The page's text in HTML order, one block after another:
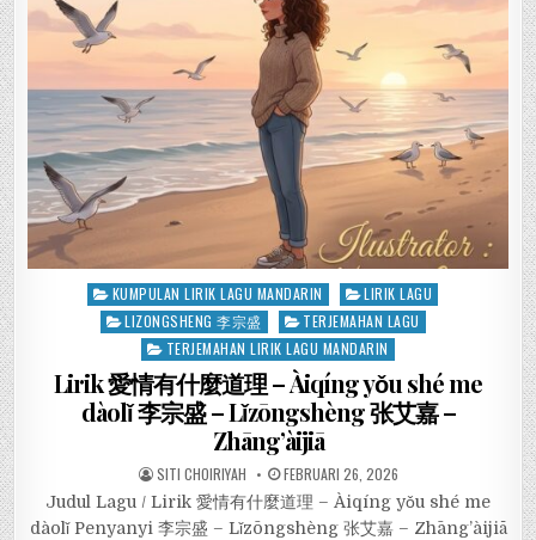
Posted
KUMPULAN LIRIK LAGU MANDARIN
LIRIK LAGU
LIZONGSHENG 李宗盛
TERJEMAHAN LAGU
TERJEMAHAN LIRIK LAGU MANDARIN
Lirik 愛情有什麼道理 – Àiqíng yǒu shé me
dàolǐ 李宗盛 – Lǐzōngshèng 张艾嘉 –
Zhāng’àijiā
SITI CHOIRIYAH FEBRUARI 26, 2026
Judul Lagu / Lirik 愛情有什麼道理 – Àiqíng yǒu shé me
dàolǐ Penyanyi 李宗盛 – Lǐzōngshèng 张艾嘉 – Zhāng’àijiā